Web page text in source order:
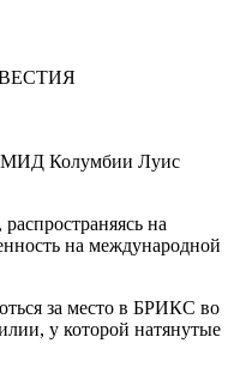
МИД Колумбии Луис
на
на международной
за место в БРИКС во
у которой натянутые